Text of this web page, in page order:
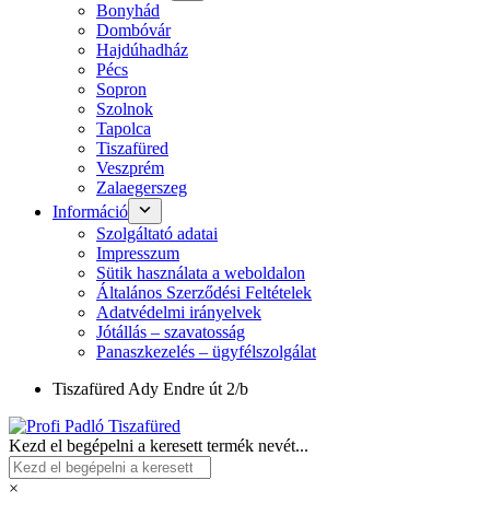
Bonyhád
Dombóvár
Hajdúhadház
Pécs
Sopron
Szolnok
Tapolca
Tiszafüred
Veszprém
Zalaegerszeg
Információ
Szolgáltató adatai
Impresszum
Sütik használata a weboldalon
Általános Szerződési Feltételek
Adatvédelmi irányelvek
Jótállás – szavatosság
Panaszkezelés – ügyfélszolgálat
Tiszafüred Ady Endre út 2/b
Kezd el begépelni a keresett termék nevét...
×